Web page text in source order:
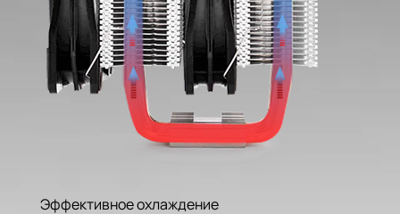
Эффективное охлаждение